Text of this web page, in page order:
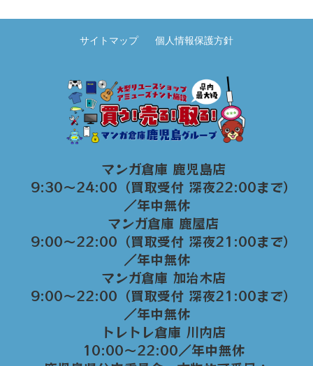
サイトマップ 個人情報保護方針
マンガ倉庫 鹿児島店
9:30～24:00（買取受付 深夜22:00まで）
／年中無休
マンガ倉庫 鹿屋店
9:00～22:00（買取受付 深夜21:00まで）
／年中無休
マンガ倉庫 加治木店
9:00〜22:00（買取受付 深夜21:00まで）
／年中無休
トレトレ倉庫 川内店
10:00〜22:00／年中無休